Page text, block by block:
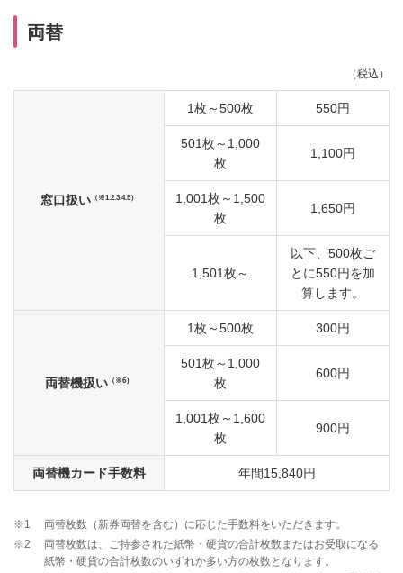
両替
（税込）
窓口扱い （※1.2.3.4.5）
1枚～500枚 550円
501枚～1,000
枚
1,100円
1,001枚～1,500
枚
1,650円
1,501枚～
以下、500枚ご
とに550円を加
算します。
両替機扱い （※6）
1枚～500枚 300円
501枚～1,000
枚
600円
1,001枚～1,600
枚
900円
両替機カード手数料 年間15,840円
※1
両替枚数（新券両替を含む）に応じた手数料をいただきます。
※2
両替枚数は、ご持参された紙幣・硬貨の合計枚数またはお受取になる
紙幣・硬貨の合計枚数のいずれか多い方の枚数となります。